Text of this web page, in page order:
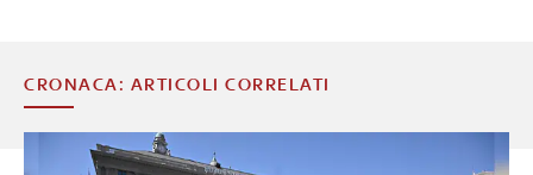
CRONACA: ARTICOLI CORRELATI